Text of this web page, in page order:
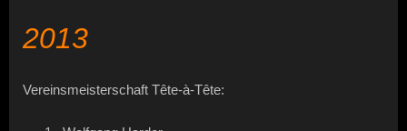
2013
Vereinsmeisterschaft Tête-à-Tête: